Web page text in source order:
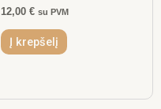
12,00 € su PVM
Į krepšelį